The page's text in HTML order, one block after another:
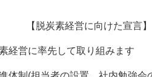
【脱炭素経営に向けた宣言】
先して取り組みます